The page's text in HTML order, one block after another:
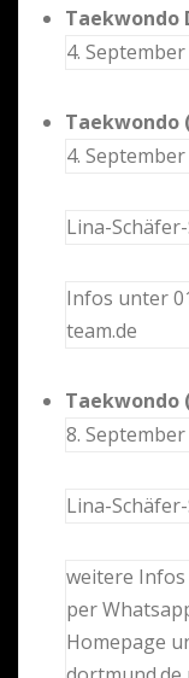
Taekwondo
4.
Taekwondo
4.
Lina-
Infos unter
team.de
Taekwondo
8.
Lina-
weitere Infos
per
Homepage